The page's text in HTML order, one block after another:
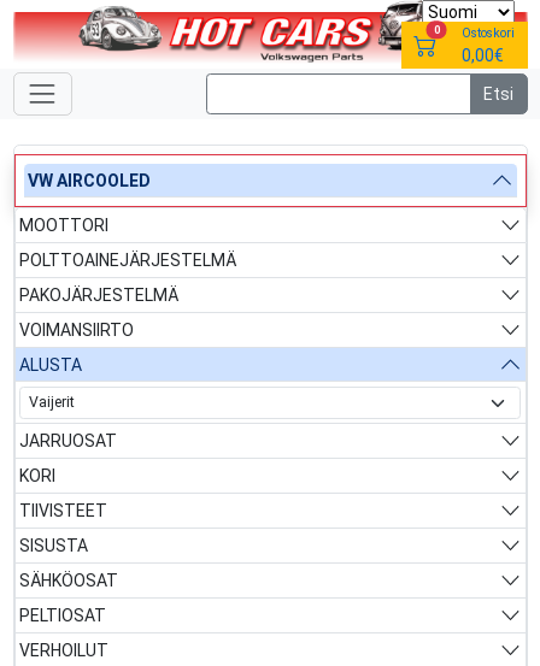
0 Ostoskori
0,00€
VW AIRCOOLED
MOOTTORI
POLTTOAINEJÄRJESTELMÄ
PAKOJÄRJESTELMÄ
VOIMANSIIRTO
ALUSTA
JARRUOSAT
KORI
TIIVISTEET
SISUSTA
SÄHKÖOSAT
PELTIOSAT
VERHOILUT